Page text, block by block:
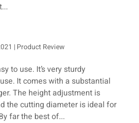
|Product Review
to use. It’s very sturdy
It comes with a substantial
The height adjustment is
the cutting diameter is ideal for
far the best of...